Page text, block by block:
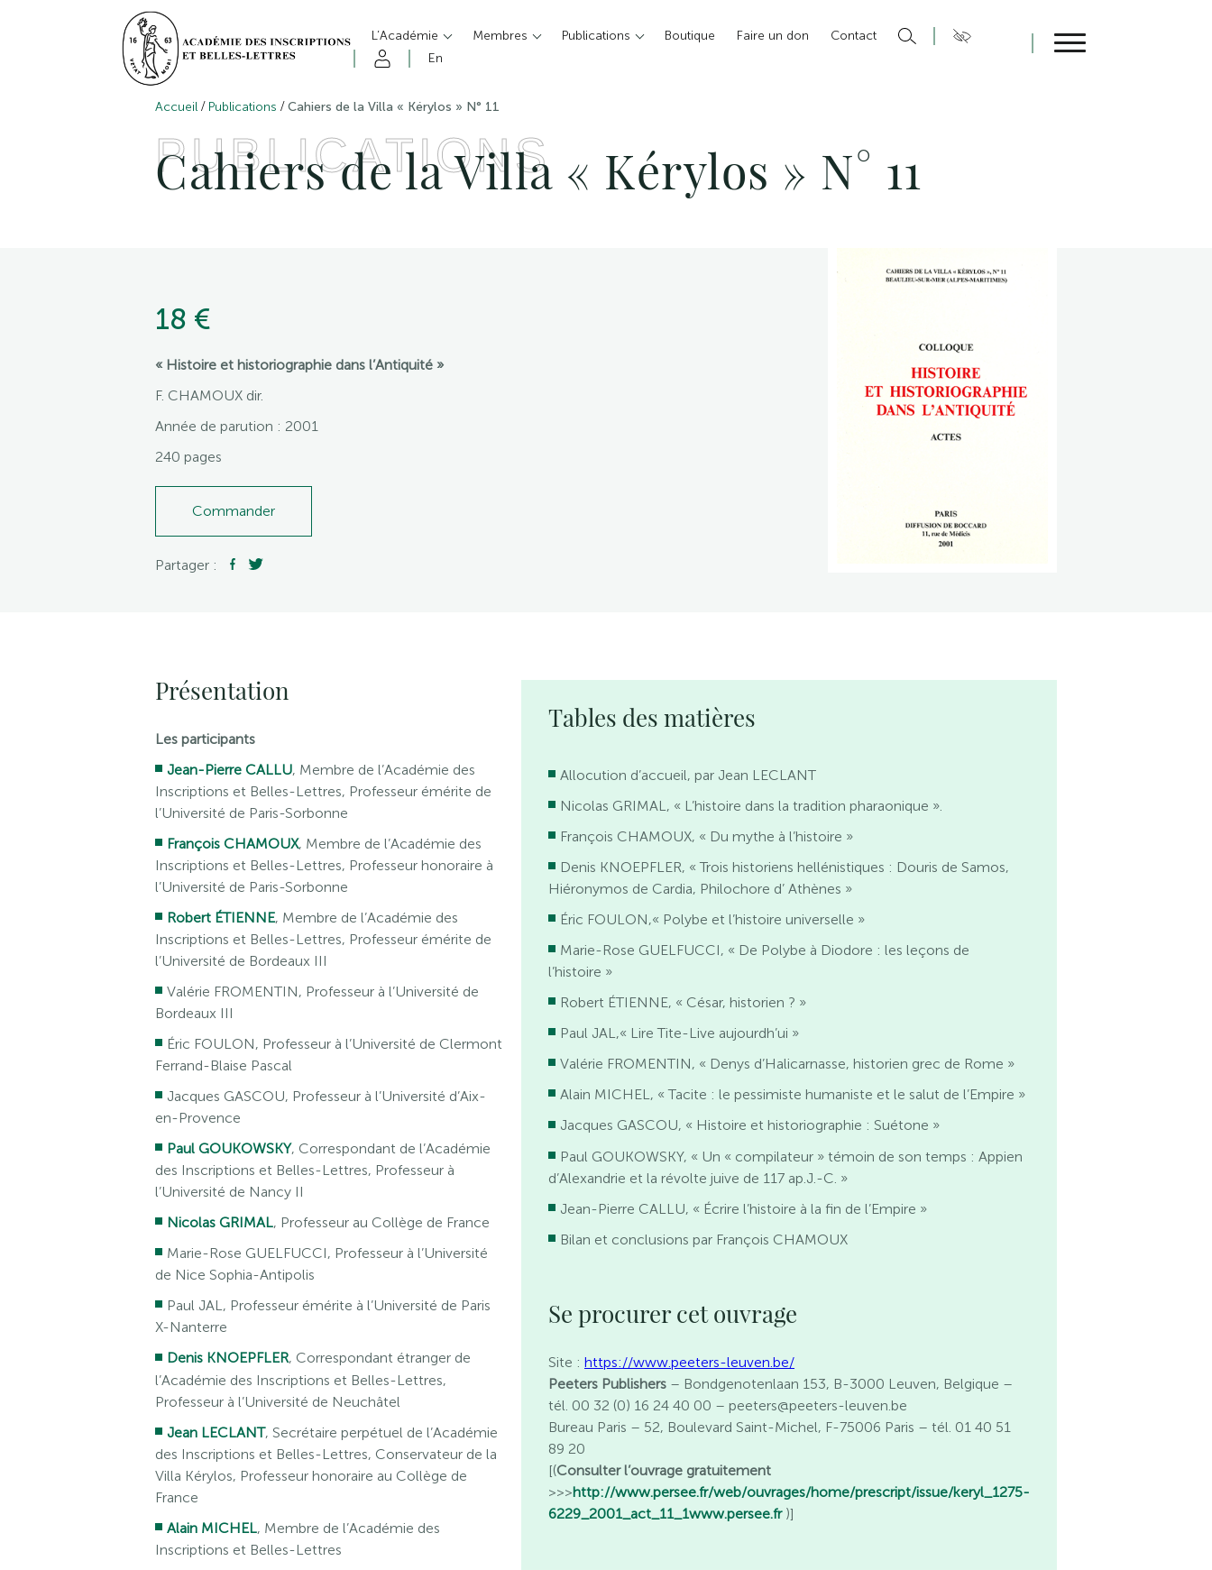
L’Académie Membres Publications Boutique Faire un don
Contact
En
Accueil / Publications /Cahiers de la Villa « Kérylos » N° 11
PUBLICATIONS
Cahiers de la Villa « Kérylos » N° 11
18 €
« Histoire et historiographie dans l’Antiquité »
F. CHAMOUX dir.
Année de parution : 2001
240 pages
Commander
Partager :
Présentation
Les participants
Jean-Pierre CALLU, Membre de l’Académie des
Inscriptions et Belles-Lettres, Professeur émérite de
l’Université de Paris-Sorbonne
François CHAMOUX, Membre de l’Académie des
Inscriptions et Belles-Lettres, Professeur honoraire à
l’Université de Paris-Sorbonne
Robert ÉTIENNE, Membre de l’Académie des
Inscriptions et Belles-Lettres, Professeur émérite de
l’Université de Bordeaux III
Valérie FROMENTIN, Professeur à l’Université de
Bordeaux III
Éric FOULON, Professeur à l’Université de Clermont
Ferrand-Blaise Pascal
Jacques GASCOU, Professeur à l’Université d’Aix-
en-Provence
Paul GOUKOWSKY, Correspondant de l’Académie
des Inscriptions et Belles-Lettres, Professeur à
l’Université de Nancy II
Nicolas GRIMAL, Professeur au Collège de France
Marie-Rose GUELFUCCI, Professeur à l’Université
de Nice Sophia-Antipolis
Paul JAL, Professeur émérite à l’Université de Paris
X-Nanterre
Denis KNOEPFLER, Correspondant étranger de
l’Académie des Inscriptions et Belles-Lettres,
Professeur à l’Université de Neuchâtel
Jean LECLANT, Secrétaire perpétuel de l’Académie
des Inscriptions et Belles-Lettres, Conservateur de la
Villa Kérylos, Professeur honoraire au Collège de
France
Alain MICHEL, Membre de l’Académie des
Inscriptions et Belles-Lettres
Tables des matières
Allocution d’accueil, par Jean LECLANT
Nicolas GRIMAL, « L’histoire dans la tradition pharaonique ».
François CHAMOUX, « Du mythe à l’histoire »
Denis KNOEPFLER, « Trois historiens hellénistiques : Douris de Samos,
Hiéronymos de Cardia, Philochore d’ Athènes »
Éric FOULON,« Polybe et l’histoire universelle »
Marie-Rose GUELFUCCI, « De Polybe à Diodore : les leçons de
l’histoire »
Robert ÉTIENNE, « César, historien ? »
Paul JAL,« Lire Tite-Live aujourdh’ui »
Valérie FROMENTIN, « Denys d’Halicarnasse, historien grec de Rome »
Alain MICHEL, « Tacite : le pessimiste humaniste et le salut de l’Empire »
Jacques GASCOU, « Histoire et historiographie : Suétone »
Paul GOUKOWSKY, « Un « compilateur » témoin de son temps : Appien
d’Alexandrie et la révolte juive de 117 ap.J.-C. »
Jean-Pierre CALLU, « Écrire l’histoire à la fin de l’Empire »
Bilan et conclusions par François CHAMOUX
Se procurer cet ouvrage
Site : https://www.peeters-leuven.be/
Peeters Publishers – Bondgenotenlaan 153, B-3000 Leuven, Belgique –
tél. 00 32 (0) 16 24 40 00 – peeters@peeters-leuven.be
Bureau Paris – 52, Boulevard Saint-Michel, F-75006 Paris – tél. 01 40 51
89 20
[(Consulter l’ouvrage gratuitement
>>>http://www.persee.fr/web/ouvrages/home/prescript/issue/keryl_1275-
6229_2001_act_11_1www.persee.fr)]